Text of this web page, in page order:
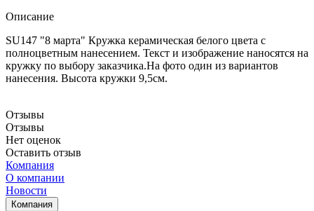
Описание
SU147 "8 марта" Кружка керамическая белого цвета с
полноцветным нанесением. Текст и изображение наносятся на
кружку по выбору заказчика.На фото один из вариантов
нанесения. Высота кружки 9,5см.
Отзывы
Отзывы
Нет оценок
Оставить отзыв
Компания
О компании
Новости
Компания